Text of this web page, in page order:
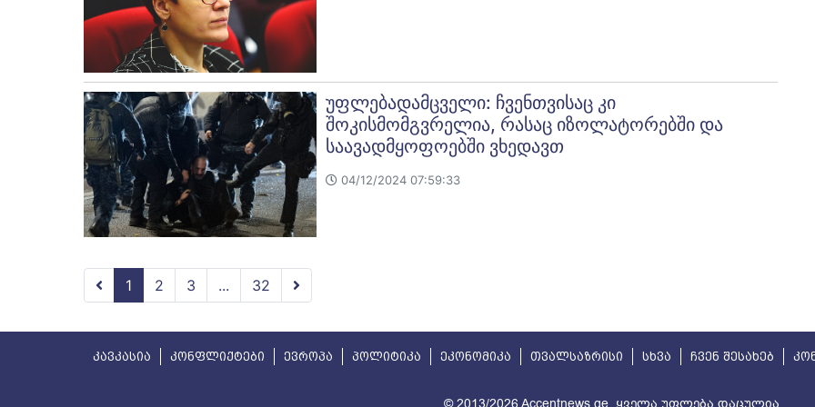
უფლებადამცველი: ჩვენთვისაც კი
შოკისმომგვრელია, რასაც იზოლატორებში და
საავადმყოფოებში ვხედავთ
04/12/2024 07:59:33
1 2 3 ... 32
კავკასია კონფლიქტები ევროპა პოლიტიკა ეკონომიკა თვალსაზრისი სხვა ჩვენ შესახებ